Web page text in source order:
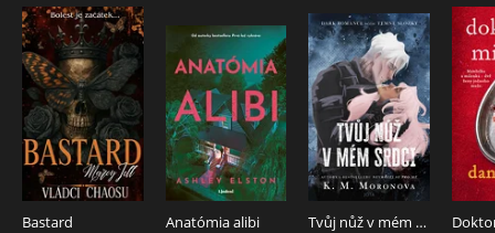
Bastard Anatómia alibi Tvůj nůž v mém srdci